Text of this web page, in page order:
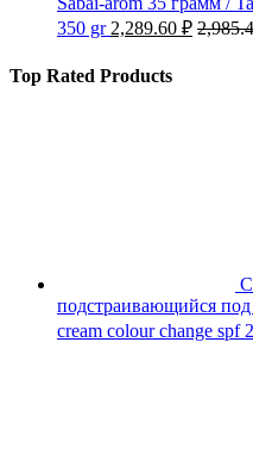
350 gr 2,289.60 ₽
Top Rated Products
подстраивающийся
cream colour change spf